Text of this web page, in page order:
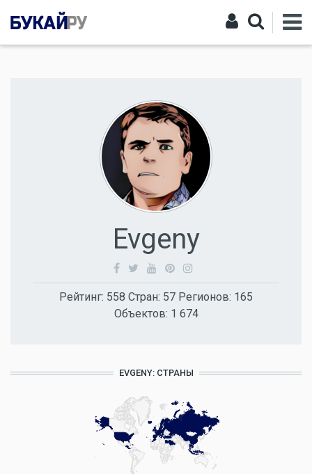
Evgeny
Рейтинг: 558 Стран: 57 Регионов: 165
Объектов: 1 674
EVGENY: СТРАНЫ